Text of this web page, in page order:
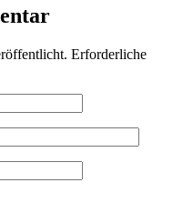
Erforderliche